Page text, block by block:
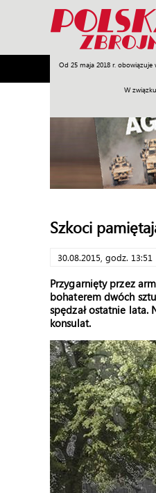
Od 25 maja 2018 r.
W
Armia Poligon
Szkoci
30.08.2015, godz. 13:51
Przygarnięty przez
bohaterem dwóch
spędzał ostatnie
konsulat.